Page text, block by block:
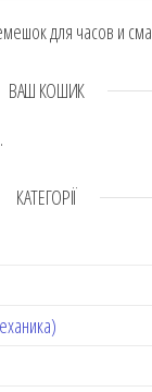
для часов и
ВАШ КОШИК
КАТЕГОРІЇ